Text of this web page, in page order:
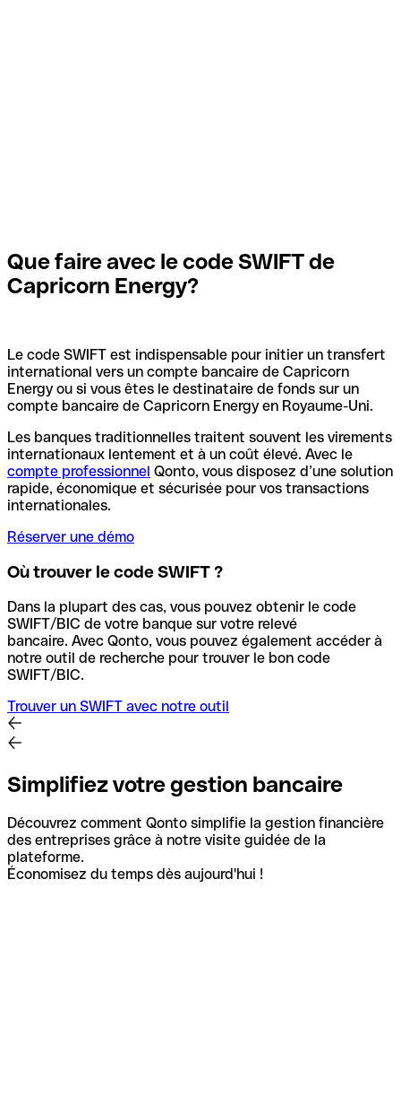
Que faire avec le code SWIFT de
Capricorn Energy?
Le code SWIFT est indispensable pour initier un transfert
international vers un compte bancaire de Capricorn
Energy ou si vous êtes le destinataire de fonds sur un
compte bancaire de Capricorn Energy en Royaume-Uni.
Les banques traditionnelles traitent souvent les virements
internationaux lentement et à un coût élevé. Avec le
compte professionnel Qonto, vous disposez d’une solution
rapide, économique et sécurisée pour vos transactions
internationales.
Réserver une démo
Où trouver le code SWIFT ?
Dans la plupart des cas, vous pouvez obtenir le code
SWIFT/BIC de votre banque sur votre relevé
bancaire. Avec Qonto, vous pouvez également accéder à
notre outil de recherche pour trouver le bon code
SWIFT/BIC.
Trouver un SWIFT avec notre outil
Simplifiez votre gestion bancaire
Découvrez comment Qonto simplifie la gestion financière
des entreprises grâce à notre visite guidée de la
plateforme.
Économisez du temps dès aujourd'hui !